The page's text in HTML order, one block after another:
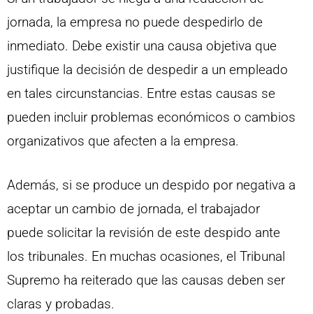
jornada, la empresa no puede despedirlo de
inmediato. Debe existir una causa objetiva que
justifique la decisión de despedir a un empleado
en tales circunstancias. Entre estas causas se
pueden incluir problemas económicos o cambios
organizativos que afecten a la empresa.
Además, si se produce un despido por negativa a
aceptar un cambio de jornada, el trabajador
puede solicitar la revisión de este despido ante
los tribunales. En muchas ocasiones, el Tribunal
Supremo ha reiterado que las causas deben ser
claras y probadas.